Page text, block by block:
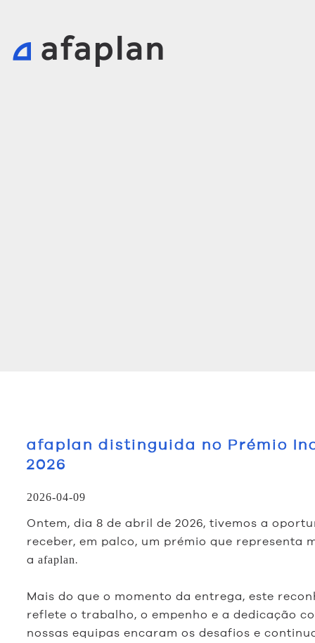
afaplan distinguida no Prémio
2026
2026-04-09
Ontem, dia 8 de abril de 2026, tivemos a
receber, em palco, um prémio que representa
a afaplan.
Mais do que o momento da entrega, este
reflete o trabalho, o empenho e a dedicação
nossas equipas encaram os desafios e